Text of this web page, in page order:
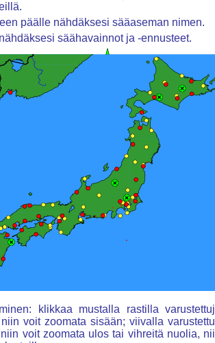
päälle nähdäksesi sääaseman nimen.
säähavainnot ja -ennusteet.
klikkaa mustalla rastilla
voit zoomata sisään; viivalla
voit zoomata ulos tai vihreitä nuolia,